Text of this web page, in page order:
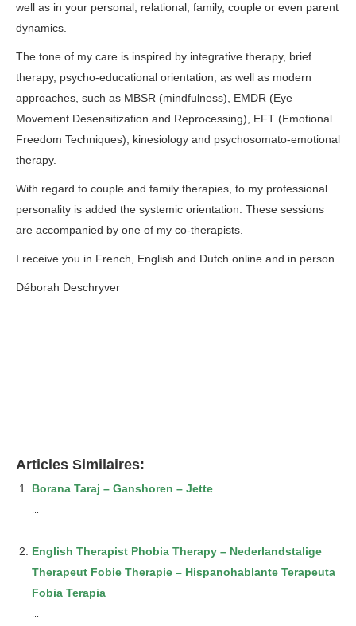
well as in your personal, relational, family, couple or even parent
dynamics.
The tone of my care is inspired by integrative therapy, brief
therapy, psycho-educational orientation, as well as modern
approaches, such as MBSR (mindfulness), EMDR (Eye
Movement Desensitization and Reprocessing), EFT (Emotional
Freedom Techniques), kinesiology and psychosomato-emotional
therapy.
With regard to couple and family therapies, to my professional
personality is added the systemic orientation. These sessions
are accompanied by one of my co-therapists.
I receive you in French, English and Dutch online and in person.
Déborah Deschryver
Articles Similaires:
Borana Taraj – Ganshoren – Jette
...
English Therapist Phobia Therapy – Nederlandstalige
Therapeut Fobie Therapie – Hispanohablante Terapeuta
Fobia Terapia
...